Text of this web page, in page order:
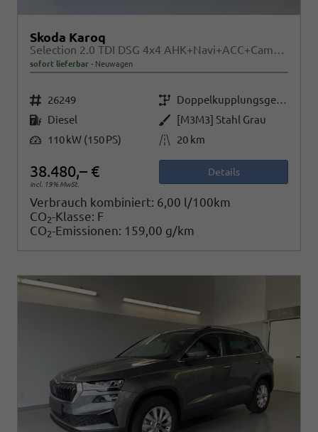
Skoda Karoq
Selection 2.0 TDI DSG 4x4 AHK+Navi+ACC+Cam+Winter+eHeck+Ambiente+Lodge+GV5
sofort lieferbar Neuwagen
Fahrzeugnr. 26249 Getriebe
Doppelkupplungsgetriebe (DSG)
Kraftstoff Diesel Außenfarbe
[M3M3] Stahl Grau
Leistung 110 kW (150 PS) Kilometerstand 20 km
38.480,– €
incl. 19% MwSt.
Details
Verbrauch kombiniert: 6,00 l/100km
CO2-Klasse: F
CO2-Emissionen: 159,00 g/km